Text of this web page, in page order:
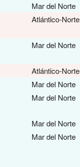
Mar del Norte
Atlántico-Norte
Mar del Norte
Atlántico-Norte
Mar del Norte
Mar del Norte
Mar del Norte
Mar del Norte